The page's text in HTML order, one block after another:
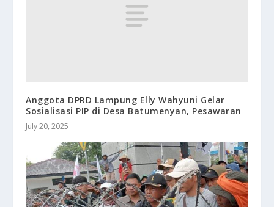
Anggota DPRD Lampung Elly Wahyuni Gelar
Sosialisasi PIP di Desa Batumenyan, Pesawaran
July 20, 2025